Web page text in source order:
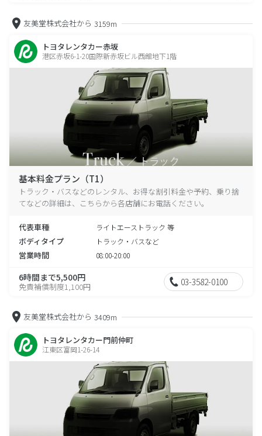
友美堂株式会社から 3159m
トヨタレンタカー赤坂
港区赤坂6-1-20国際新赤坂ビル西館地下1階
基本料金プラン（T1）
トラック・バスなどのレンタル、お得な割引料金や予約、乗り捨
てなどの詳細は、こちらから各店舗にお電話ください。
代表車種 ライトエーストラック 等
ボディタイプ トラック・バスなど
営業時間 08:00-20:00
6時間まで5,500円
免責補償制度1,100円 03-3582-0100
友美堂株式会社から 3409m
トヨタレンタカー門前仲町
江東区富岡1-26-14